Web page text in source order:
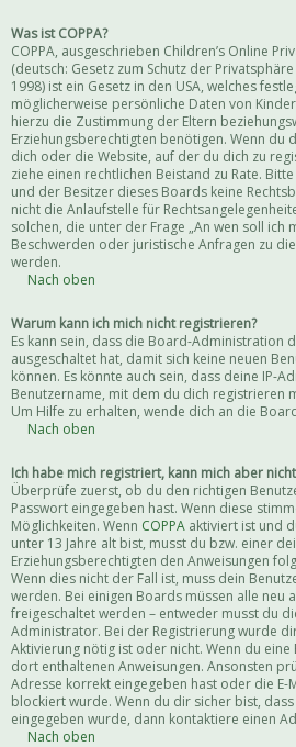
Was ist COPPA?
COPPA, ausgeschrieben Children’s Online
(deutsch: Gesetz zum Schutz der
1998) ist ein Gesetz in den USA, welches
möglicherweise persönliche Daten von
hierzu die Zustimmung der Eltern
Erziehungsberechtigten benötigen. Wenn du
dich oder die Website, auf der du dich zu
ziehe einen rechtlichen Beistand zu Rate.
und der Besitzer dieses Boards keine
nicht die Anlaufstelle für
solchen, die unter der Frage „An wen soll ich
Beschwerden oder juristische Anfragen zu
werden.
Nach oben
Warum kann ich mich nicht registrieren?
Es kann sein, dass die Board-Administration
ausgeschaltet hat, damit sich keine neuen
können. Es könnte auch sein, dass deine IP-
Benutzername, mit dem du dich registrieren
Um Hilfe zu erhalten, wende dich an die
Nach oben
Ich habe mich registriert, kann mich aber
Überprüfe zuerst, ob du den richtigen
Passwort eingegeben hast. Wenn diese
Möglichkeiten. Wenn COPPA aktiviert ist und
unter 13 Jahre alt bist, musst du bzw. einer
Erziehungsberechtigten den Anweisungen
Wenn dies nicht der Fall ist, muss dein
werden. Bei einigen Boards müssen alle neu
freigeschaltet werden – entweder musst du
Administrator. Bei der Registrierung wurde
Aktivierung nötig ist oder nicht. Wenn du eine
dort enthaltenen Anweisungen. Ansonsten
Adresse korrekt eingegeben hast oder die E-
blockiert wurde. Wenn du dir sicher bist,
eingegeben wurde, dann kontaktiere einen
Nach oben